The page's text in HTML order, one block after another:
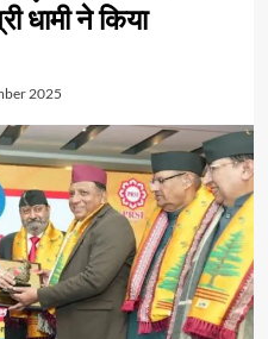
धामी ने किया
2025